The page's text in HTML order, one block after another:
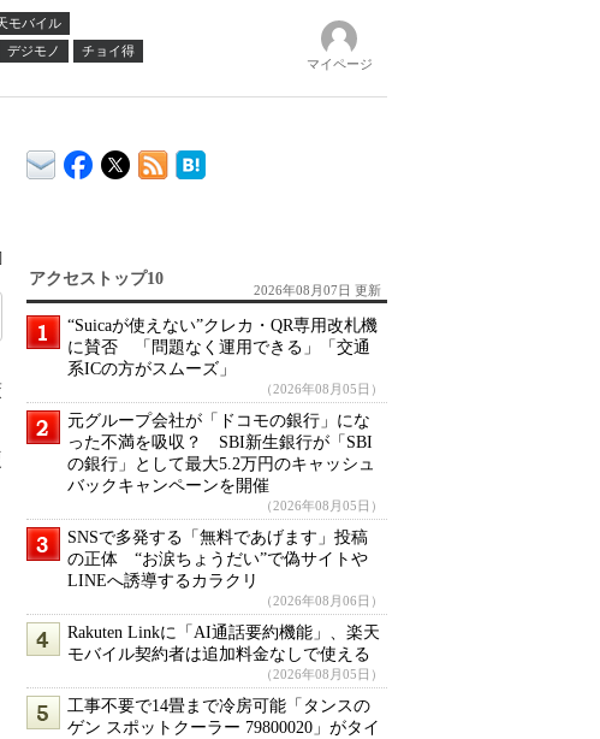
モバイル
デジモノ
チョイ得
マイページ
アクセストップ10
2026年08月07日 更新
“Suicaが使えない”クレカ・QR専用改札機
に賛否 「問題なく運用できる」「交通
系ICの方がスムーズ」
（2026年08月05日）
元グループ会社が「ドコモの銀行」にな
った不満を吸収？ SBI新生銀行が「SBI
の銀行」として最大5.2万円のキャッシュ
バックキャンペーンを開催
（2026年08月05日）
SNSで多発する「無料であげます」投稿
の正体 “お涙ちょうだい”で偽サイトや
LINEへ誘導するカラクリ
（2026年08月06日）
Rakuten Linkに「AI通話要約機能」、楽天
モバイル契約者は追加料金なしで使える
（2026年08月05日）
工事不要で14畳まで冷房可能「タンスの
ゲン スポットクーラー 79800020」がタイ